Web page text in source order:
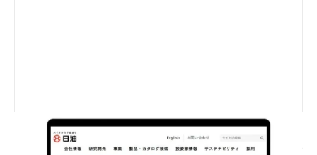
日油株式会社様は、「バイオから宇宙まで」を掲げ、多岐にわた
る事業を展開する大手化学素材メーカーです。TOPPANクロレで